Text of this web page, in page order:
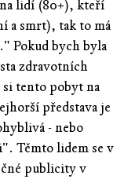
lidí (80+), kteří
a smrt), tak to má
Pokud bych byla
zdravotních
si tento pobyt na
představa je
- nebo
Těmto lidem se v
publicity v